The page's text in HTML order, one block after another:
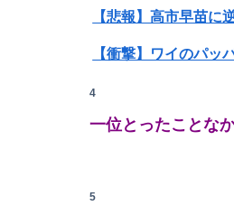
Powered by
【悲報】高市早苗に
【衝撃】ワイのパッ
みいちゃん、セコカ
4
一位とったことな
5